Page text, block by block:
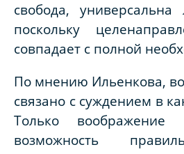
свобода, универсальна
поскольку
совпадает с полной
По мнению Ильенкова,
связано с суждением в
Только воображение
возможность